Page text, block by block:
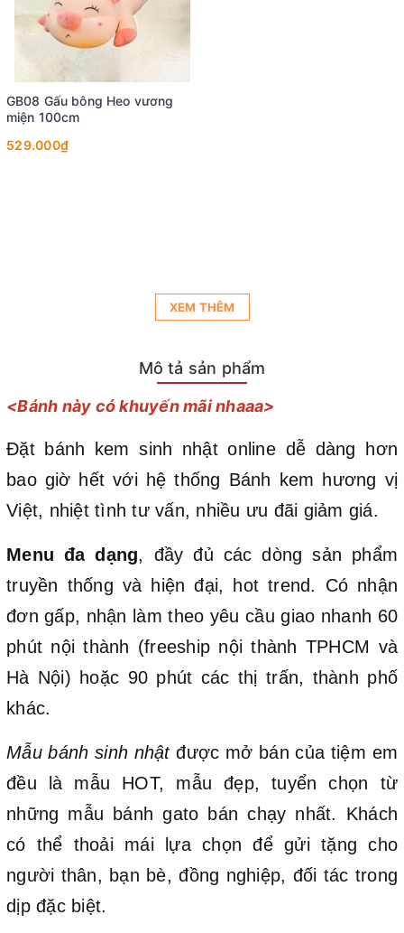
GB08 Gấu bông Heo vương
miện 100cm
529.000₫
XEM THÊM
Mô tả sản phẩm
<Bánh này có khuyến mãi nhaaa>
Đặt bánh kem sinh nhật online dễ dàng hơn
bao giờ hết với hệ thống Bánh kem hương vị
Việt, nhiệt tình tư vấn, nhiều ưu đãi giảm giá.
Menu đa dạng, đầy đủ các dòng sản phẩm
truyền thống và hiện đại, hot trend. Có nhận
đơn gấp, nhận làm theo yêu cầu giao nhanh 60
phút nội thành (freeship nội thành TPHCM và
Hà Nội) hoặc 90 phút các thị trấn, thành phố
khác.
Mẫu bánh sinh nhậtđược mở bán của tiệm em
đều là mẫu HOT, mẫu đẹp, tuyển chọn từ
những mẫu bánh gato bán chạy nhất. Khách
có thể thoải mái lựa chọn để gửi tặng cho
người thân, bạn bè, đồng nghiệp, đối tác trong
dịp đặc biệt.